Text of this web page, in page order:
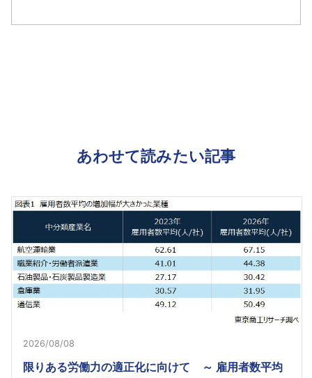
あわせて読みたい記事
2026/08/08
限りある労働力の適正化に向けて ～ 雇用者数平均